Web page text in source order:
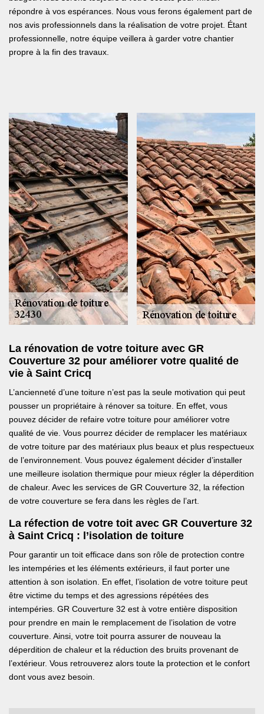
répondre à vos espérances. Nous vous ferons également part de
nos avis professionnels dans la réalisation de votre projet. Étant
professionnelle, notre équipe veillera à garder votre chantier
propre à la fin des travaux.
La rénovation de votre toiture avec GR
Couverture 32 pour améliorer votre qualité de
vie à Saint Cricq
L’ancienneté d’une toiture n’est pas la seule motivation qui peut
pousser un propriétaire à rénover sa toiture. En effet, vous
pouvez décider de refaire votre toiture pour améliorer votre
qualité de vie. Vous pourrez décider de remplacer les matériaux
de votre toiture par des matériaux plus beaux et plus respectueux
de l’environnement. Vous pouvez également décider d’installer
une meilleure isolation thermique pour mieux régler la déperdition
de chaleur. Avec les services de GR Couverture 32, la réfection
de votre couverture se fera dans les règles de l’art.
La réfection de votre toit avec GR Couverture 32
à Saint Cricq : l’isolation de toiture
Pour garantir un toit efficace dans son rôle de protection contre
les intempéries et les éléments extérieurs, il faut porter une
attention à son isolation. En effet, l’isolation de votre toiture peut
être victime du temps et des agressions répétées des
intempéries. GR Couverture 32 est à votre entière disposition
pour prendre en main le remplacement de l’isolation de votre
couverture. Ainsi, votre toit pourra assurer de nouveau la
déperdition de chaleur et la réduction des bruits provenant de
l’extérieur. Vous retrouverez alors toute la protection et le confort
dont vous avez besoin.